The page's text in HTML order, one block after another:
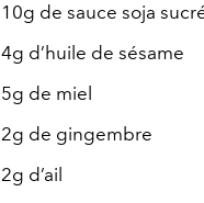
10g de sauce soja
4g d’huile de sésame
5g de miel
2g de gingembre
2g d’ail